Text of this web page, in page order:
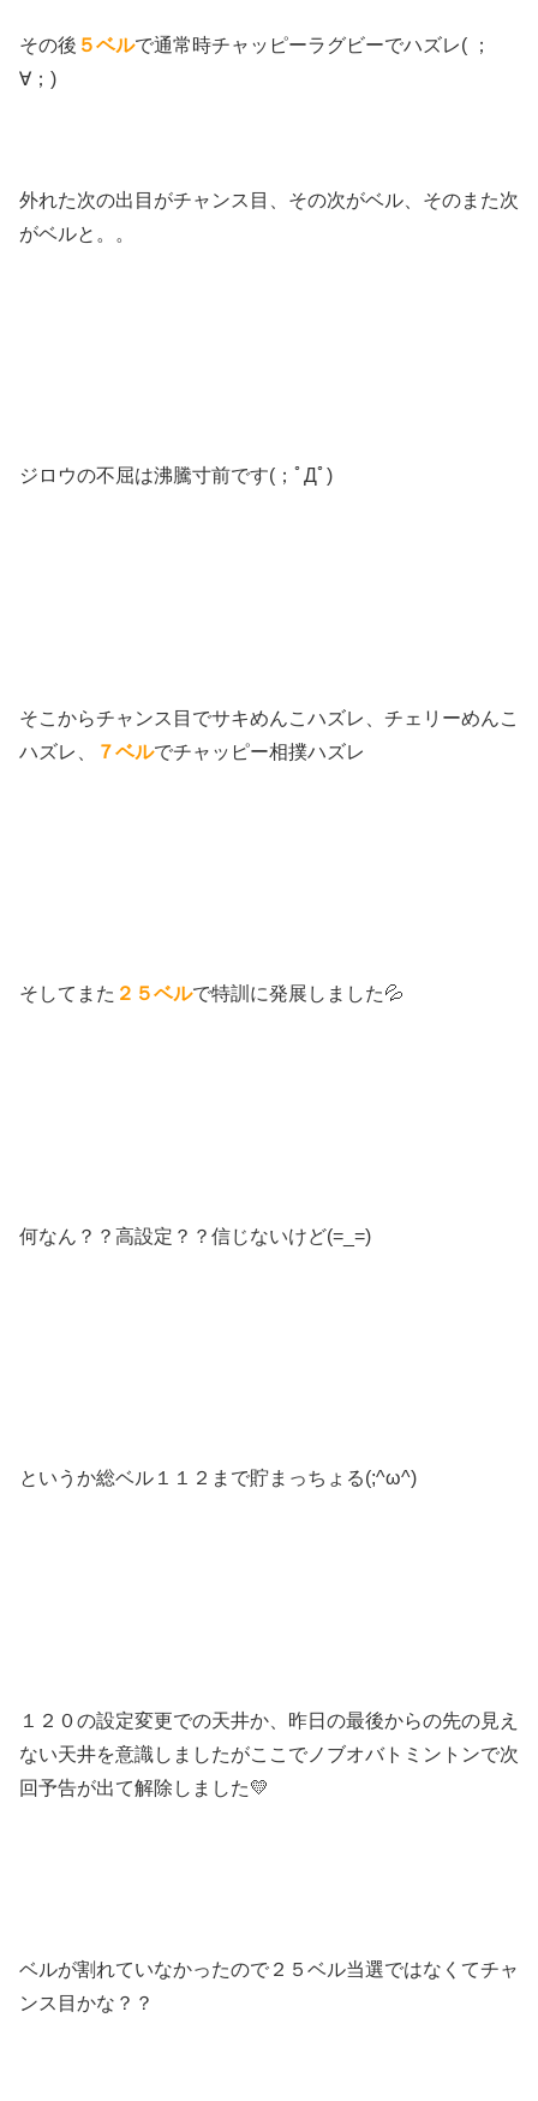
その後 ５ベルで通常時チャッピーラグビーでハズレ( ；
∀；)
外れた次の出目がチャンス目、その次がベル、そのまた次
がベルと。。
ジロウの不屈は沸騰寸前です(；ﾟДﾟ)
そこからチャンス目でサキめんこハズレ、チェリーめんこ
ハズレ、
７ベルでチャッピー相撲ハズレ
そしてまた ２５ベルで特訓に発展しました💦
何なん？？高設定？？信じないけど(=_=)
というか総ベル１１２まで貯まっちょる(;^ω^)
１２０の設定変更での天井か、昨日の最後からの先の見え
ない天井を意識しましたがここでノブオバトミントンで次
回予告が出て解除しました💛
ベルが割れていなかったので２５ベル当選ではなくてチャ
ンス目かな？？